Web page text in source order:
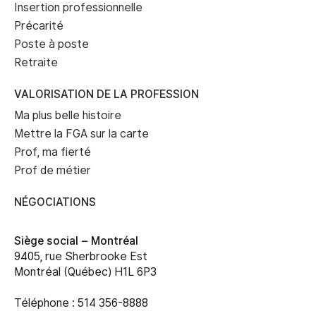
Insertion professionnelle
Précarité
Poste à poste
Retraite
VALORISATION DE LA PROFESSION
Ma plus belle histoire
Mettre la FGA sur la carte
Prof, ma fierté
Prof de métier
NÉGOCIATIONS
Siège social – Montréal
9405, rue Sherbrooke Est
Montréal (Québec) H1L 6P3
Téléphone : 514 356-8888